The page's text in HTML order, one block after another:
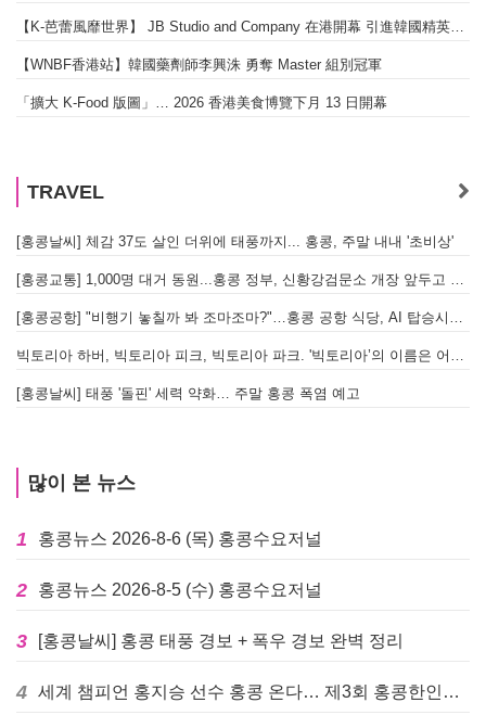
【K-芭蕾風靡世界】 JB Studio and Company 在港開幕 引進韓國精英芭蕾教育系統
【WNBF香港站】韓國藥劑師李興洙 勇奪 Master 組別冠軍
「擴大 K-Food 版圖」… 2026 香港美食博覽下月 13 日開幕
TRAVEL
[홍콩날씨] 체감 37도 살인 더위에 태풍까지... 홍콩, 주말 내내 '초비상'
[홍콩교통] 1,000명 대거 동원...홍콩 정부, 신황강검문소 개장 앞두고 실전 훈련 돌입
[홍콩공항] "비행기 놓칠까 봐 조마조마?"…홍콩 공항 식당, AI 탑승시간 계산해 메뉴 추천해 준다
빅토리아 하버, 빅토리아 피크, 빅토리아 파크. '빅토리아’의 이름은 어떻게 온 걸까? - [이승권 원장의 생활칼럼]
[홍콩날씨] 태풍 '돌핀' 세력 약화… 주말 홍콩 폭염 예고
많이 본 뉴스
1 홍콩뉴스 2026-8-6 (목) 홍콩수요저널
2 홍콩뉴스 2026-8-5 (수) 홍콩수요저널
3 [홍콩날씨] 홍콩 태풍 경보 + 폭우 경보 완벽 정리
4 세계 챔피언 홍지승 선수 홍콩 온다… 제3회 홍콩한인팔씨름대회 9월 12일 개최